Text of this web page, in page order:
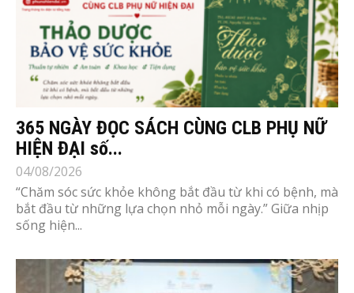
365 NGÀY ĐỌC SÁCH CÙNG CLB PHỤ NỮ
HIỆN ĐẠI số...
04/08/2026
“Chăm sóc sức khỏe không bắt đầu từ khi có bệnh, mà
bắt đầu từ những lựa chọn nhỏ mỗi ngày.” Giữa nhịp
sống hiện...